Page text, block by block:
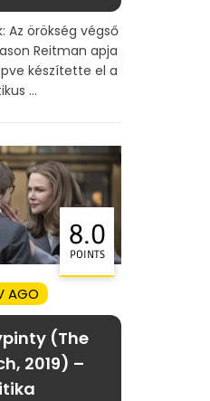
Az örökség végső
Reitman apja
készítette el a
...
8.0
POINTS
AGO
(The
2019) –